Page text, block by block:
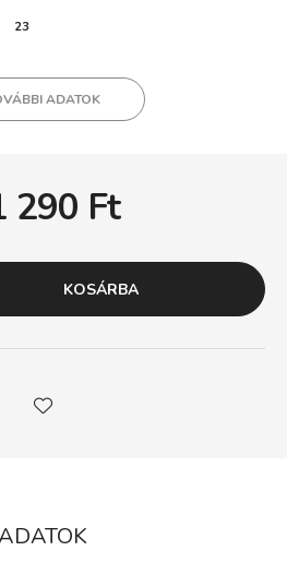
23
ADATOK
290 Ft
KOSÁRBA